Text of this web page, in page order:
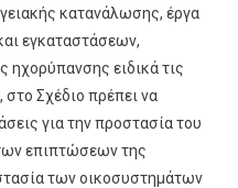
κατανάλωσης, έργα
εγκαταστάσεων,
ηχορύπανσης ειδικά τις
Σχέδιο πρέπει να
για την προστασία του
επιπτώσεων της
των οικοσυστημάτων